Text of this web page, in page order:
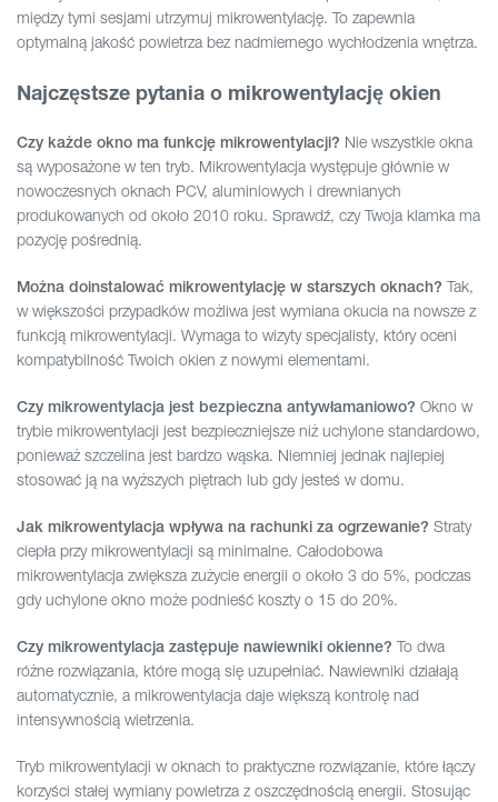
między tymi sesjami utrzymuj mikrowentylację. To zapewnia
optymalną jakość powietrza bez nadmiernego wychłodzenia wnętrza.
Najczęstsze pytania o mikrowentylację okien
Czy każde okno ma funkcję mikrowentylacji? Nie wszystkie okna
są wyposażone w ten tryb. Mikrowentylacja występuje głównie w
nowoczesnych oknach PCV, aluminiowych i drewnianych
produkowanych od około 2010 roku. Sprawdź, czy Twoja klamka ma
pozycję pośrednią.
Można doinstalować mikrowentylację w starszych oknach? Tak,
w większości przypadków możliwa jest wymiana okucia na nowsze z
funkcją mikrowentylacji. Wymaga to wizyty specjalisty, który oceni
kompatybilność Twoich okien z nowymi elementami.
Czy mikrowentylacja jest bezpieczna antywłamaniowo? Okno w
trybie mikrowentylacji jest bezpieczniejsze niż uchylone standardowo,
ponieważ szczelina jest bardzo wąska. Niemniej jednak najlepiej
stosować ją na wyższych piętrach lub gdy jesteś w domu.
Jak mikrowentylacja wpływa na rachunki za ogrzewanie? Straty
ciepła przy mikrowentylacji są minimalne. Całodobowa
mikrowentylacja zwiększa zużycie energii o około 3 do 5%, podczas
gdy uchylone okno może podnieść koszty o 15 do 20%.
Czy mikrowentylacja zastępuje nawiewniki okienne? To dwa
różne rozwiązania, które mogą się uzupełniać. Nawiewniki działają
automatycznie, a mikrowentylacja daje większą kontrolę nad
intensywnością wietrzenia.
Tryb mikrowentylacji w oknach to praktyczne rozwiązanie, które łączy
korzyści stałej wymiany powietrza z oszczędnością energii. Stosując